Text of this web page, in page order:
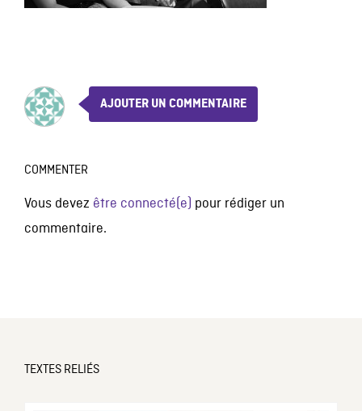
AJOUTER UN COMMENTAIRE
COMMENTER
Vous devez être connecté(e) pour rédiger un
commentaire.
TEXTES RELIÉS